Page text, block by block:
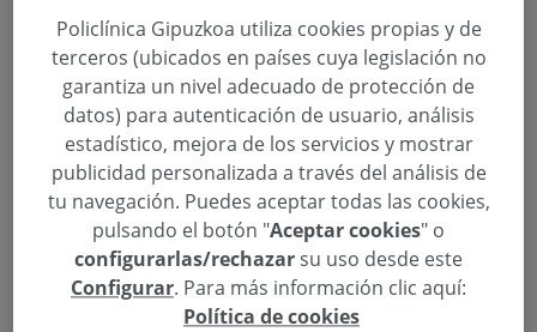
mercantil se limita al equipamiento; el resto es
disfrute, superación de retos o empleo sano del
tiempo libre. En los deportistas profesionales todo
es negocio: su único objetivo es ganar. Cuanto más
destacan (ganando carreras, partidos o torneos)
mejores sueldos, incentivos, primas y contratos
profesionales o publicitarios obtienen. Es lógico,
pues, sospechar que bastantes puedan caer en la
tentación de “ayudarse” (por iniciativa propia u
obedeciendo dócil o interesadamente a
Policlínica Gipuzkoa utiliza cookies propias y de
terceros (ubicados en países cuya legislación no
garantiza un nivel adecuado de protección de
datos) para autenticación de usuario, análisis
estadístico, mejora de los servicios y mostrar
publicidad personalizada a través del análisis de
tu navegación. Puedes aceptar todas las cookies,
pulsando el botón "Aceptar cookies" o
configurarlas/rechazarsu uso desde este
Configurar. Para más información clic aquí:
Política de cookies